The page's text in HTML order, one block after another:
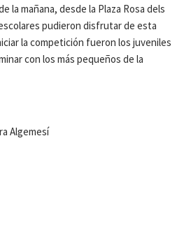
la mañana, desde la Plaza Rosa dels
pudieron disfrutar de esta
la competición fueron los juveniles
con los más pequeños de la
Algemesí